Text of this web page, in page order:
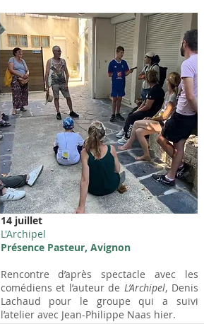
14 juillet
L'Archipel
Présence Pasteur, Avignon
Rencontre d’après spectacle avec les
comédiens et l’auteur de L’Archipel, Denis
Lachaud pour le groupe qui a suivi
l’atelier avec Jean-Philippe Naas hier.